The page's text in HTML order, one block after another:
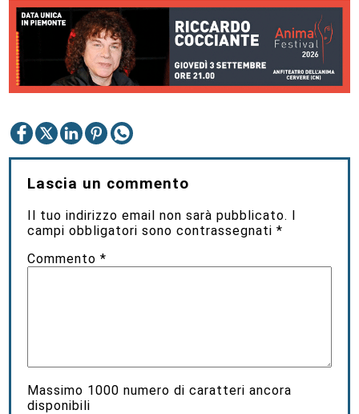
Lascia un commento
Il tuo indirizzo email non sarà pubblicato. I
campi obbligatori sono contrassegnati*
Commento*
Massimo 1000 numero di caratteri ancora
disponibili